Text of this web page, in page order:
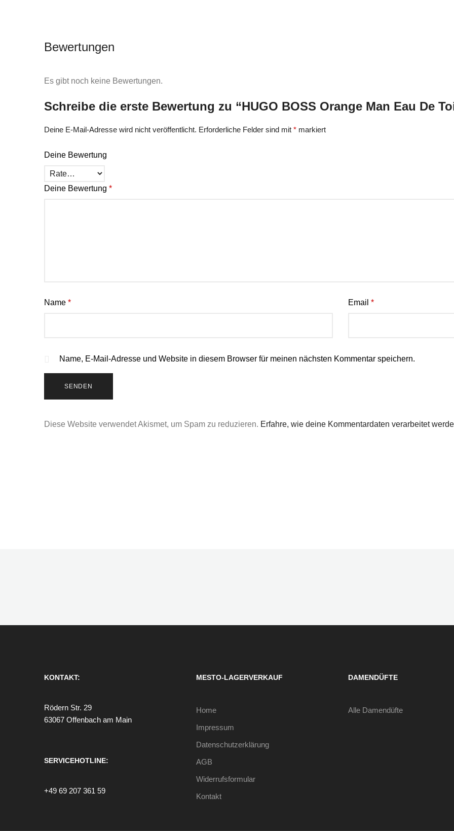
Bewertungen
Es gibt noch keine Bewertungen.
Schreibe die erste Bewertung zu “HUGO BOSS Orange Man Eau De
Deine E-Mail-Adresse wird nicht veröffentlicht. Erforderliche Felder sind mit * markiert
Deine Bewertung
Deine Bewertung *
Name * Email *
Name, E-Mail-Adresse und Website in diesem Browser für meinen nächsten Kommentar speichern.
Diese Website verwendet Akismet, um Spam zu reduzieren. Erfahre, wie deine Kommentardaten verarbeitet
KONTAKT:
Rödern Str. 29
63067 Offenbach am Main
SERVICEHOTLINE:
+49 69 207 361 59
MESTO-LAGERVERKAUF
Home
Impressum
Datenschutzerklärung
AGB
Widerrufsformular
Kontakt
DAMENDÜFTE
Alle Damendüfte